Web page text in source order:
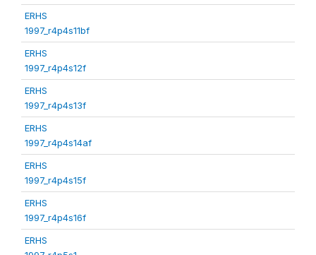
ERHS
1997_r4p4s11bf
ERHS
1997_r4p4s12f
ERHS
1997_r4p4s13f
ERHS
1997_r4p4s14af
ERHS
1997_r4p4s15f
ERHS
1997_r4p4s16f
ERHS